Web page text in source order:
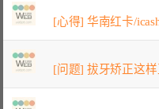
[心得] 华南红卡/
[问题] 拔牙矫正这